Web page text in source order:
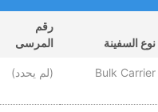
نوع السفينة
رقم
المرسى
Bulk Carrier (لم يحدد)